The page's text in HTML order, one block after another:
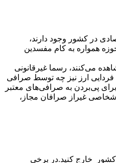
در کشور وجود دارند،
همواره به کام مفسدین
می‌کنند، رسما غیرقانونی
ارز نیز چه توسط صرافی
پی‌بردن به صرافی‌های معتبر
ارزی (از جمله خریدوفروش ارز) با اشخاصی غیراز صرافان مجاز،
خارج کنید.‌در برخی